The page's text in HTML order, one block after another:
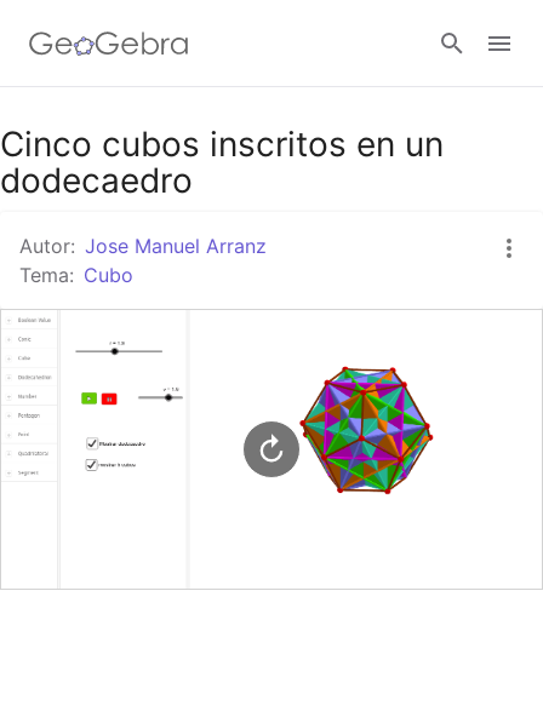
Google Classroom
Abrir sesión
Cinco cubos inscritos en un
dodecaedro
Autor: Jose Manuel Arranz
Tema: Cubo